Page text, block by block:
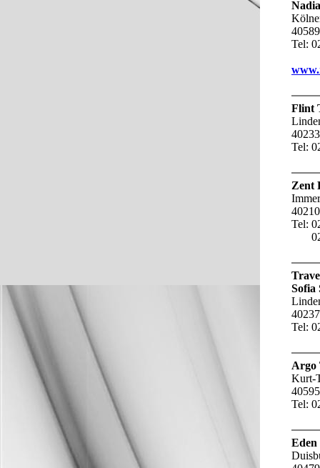
Tel:
Flint
Tel:
Zent
Tel:
Sofia
Tel:
Argo
Kurt-
Tel:
Eden